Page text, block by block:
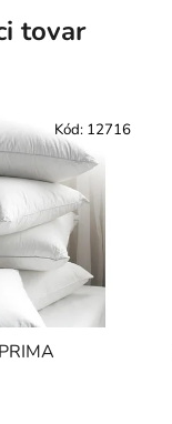
tovar
Kód: 12716